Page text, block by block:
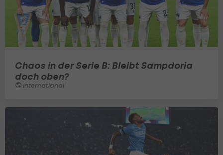
Chaos in der Serie B: Bleibt Sampdoria
doch oben?
International